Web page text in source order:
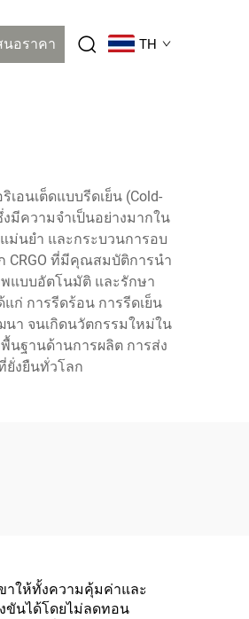
นอราคา TH
อนเต็ดแบบรีดเย็น (Cold-
มีความจำเป็นอย่างมากใน
ม่นยำ และกระบวนการอบ
CRGO ที่มีคุณสมบัติการนำ
แบบอัตโนมัติ และรักษา
ก่ การรีดร้อน การรีดเย็น
นา จนเกิดนวัตกรรมใหม่ใน
นฐานด้านการผลิต การส่ง
ยั่งยืนทั่วโลก
าให้ทั้งความคุ้มค่าและ
ขันได้โดยไม่ลดทอน